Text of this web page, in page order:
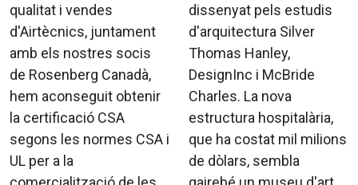
qualitat i vendes
d'Airtècnics, juntament
amb els nostres socis
de Rosenberg Canadà,
hem aconseguit obtenir
la certificació CSA
segons les normes CSA i
UL per a la
dissenyat pels estudis
d'arquitectura Silver
Thomas Hanley,
DesignInc i McBride
Charles. La nova
estructura hospitalària,
que ha costat mil milions
de dòlars, sembla